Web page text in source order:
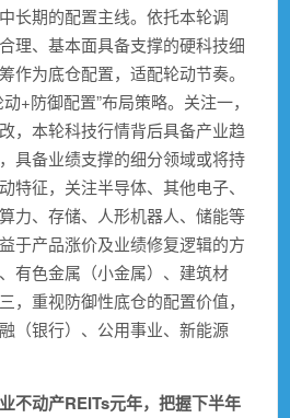
长期的配置主线。依托本轮调
理、基本面具备支撑的硬科技细
筹作为底仓配置，适配轮动节奏。
+防御配置”布局策略。关注一，
，本轮科技行情背后具备产业趋
具备业绩支撑的细分领域或将持
特征，关注半导体、其他电子、
力、存储、人形机器人、储能等
于产品涨价及业绩修复逻辑的方
、有色金属 （小金属）、 建筑材
，重视防御性底仓的配置价值，
（银行）、 公用事业、新能源
不动产REITs元年，把握下半年